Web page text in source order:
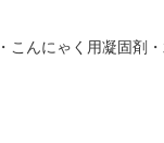
こんにゃく用凝固剤